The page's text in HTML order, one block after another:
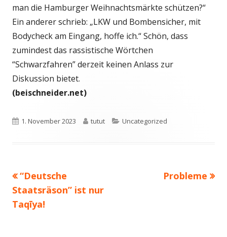
man die Hamburger Weihnachtsmärkte schützen?“
Ein anderer schrieb: „LKW und Bombensicher, mit
Bodycheck am Eingang, hoffe ich.“ Schön, dass
zumindest das rassistische Wörtchen
“Schwarzfahren” derzeit keinen Anlass zur
Diskussion bietet.
(beischneider.net)
Veröffentlicht
1. November 2023 Autor
tutut Kategorien
Uncategorized
Beitragsnavigation
Vorheriger
Beitrag:
“Deutsche
Staatsräson” ist nur
Taqīya!
Nächster
Probleme